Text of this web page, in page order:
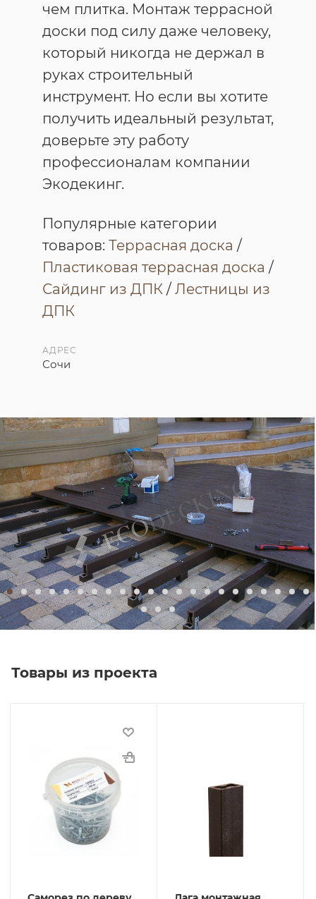
чем плитка. Монтаж террасной
доски под силу даже человеку,
который никогда не держал в
руках строительный
инструмент. Но если вы хотите
получить идеальный результат,
доверьте эту работу
профессионалам компании
Экодекинг.
Популярные категории
товаров: Террасная доска /
Пластиковая террасная доска /
Сайдинг из ДПК / Лестницы из
ДПК
АДРЕС
Сочи
Товары из проекта